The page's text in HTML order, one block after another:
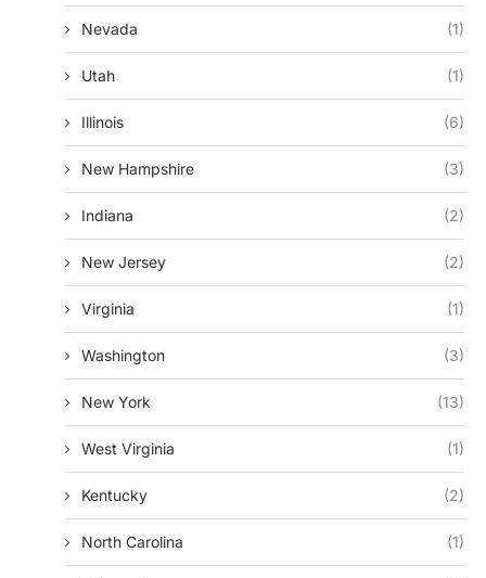
Nevada (1)
Utah (1)
Illinois (6)
New Hampshire (3)
Indiana (2)
New Jersey (2)
Virginia (1)
Washington (3)
New York (13)
West Virginia (1)
Kentucky (2)
North Carolina (1)